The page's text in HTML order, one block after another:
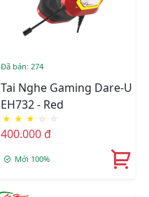
Đã bán: 274
Tai Nghe Gaming Dare-U
EH732 - Red
★ ★ ★ ☆ ☆
400.000 đ
Mới 100%